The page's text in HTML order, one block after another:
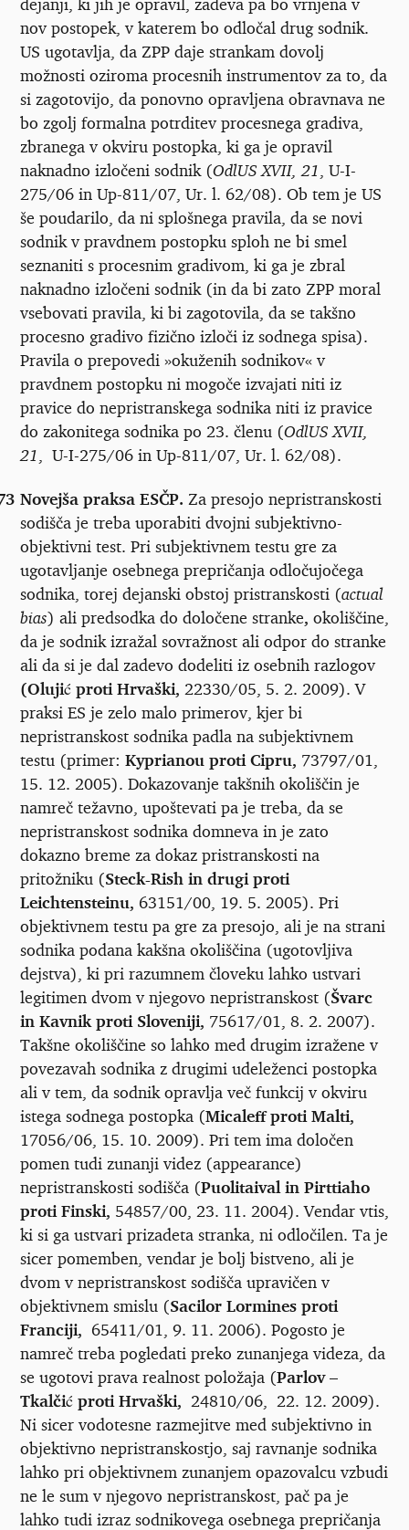
nov postopek, v katerem bo odločal drug sodnik.
US ugotavlja, da ZPP daje strankam dovolj
možnosti oziroma procesnih instrumentov za to, da
si zagotovijo, da ponovno opravljena obravnava ne
bo zgolj formalna potrditev procesnega gradiva,
zbranega v okviru postopka, ki ga je opravil
naknadno izločeni sodnik (OdlUS XVII, 21 , U-I-
275/06 in Up-811/07, Ur. l. 62/08). Ob tem je US
še poudarilo, da ni splošnega pravila, da se novi
sodnik v pravdnem postopku sploh ne bi smel
seznaniti s procesnim gradivom, ki ga je zbral
naknadno izločeni sodnik (in da bi zato ZPP moral
vsebovati pravila, ki bi zagotovila, da se takšno
procesno gradivo fizično izloči iz sodnega spisa).
Pravila o prepovedi »okuženih sodnikov« v
pravdnem postopku ni mogoče izvajati niti iz
pravice do nepristranskega sodnika niti iz pravice
do zakonitega sodnika po 23. členu (OdlUS XVII,
21 , U-I-275/06 in Up-811/07, Ur. l. 62/08).
Novejša praksa ESČP. Za presojo nepristranskosti
sodišča je treba uporabiti dvojni subjektivno-
objektivni test. Pri subjektivnem testu gre za
ugotavljanje osebnega prepričanja odločujočega
sodnika, torej dejanski obstoj pristranskosti (actual
bias) ali predsodka do določene stranke, okoliščine,
da je sodnik izražal sovražnost ali odpor do stranke
ali da si je dal zadevo dodeliti iz osebnih razlogov
(Olujić proti Hrvaški, 22330/05, 5. 2. 2009). V
praksi ES je zelo malo primerov, kjer bi
nepristranskost sodnika padla na subjektivnem
testu (primer: Kyprianou proti Cipru, 73797/01,
15. 12. 2005). Dokazovanje takšnih okoliščin je
namreč težavno, upoštevati pa je treba, da se
nepristranskost sodnika domneva in je zato
dokazno breme za dokaz pristranskosti na
pritožniku (Steck-Rish in drugi proti
Leichtensteinu, 63151/00, 19. 5. 2005). Pri
objektivnem testu pa gre za presojo, ali je na strani
sodnika podana kakšna okoliščina (ugotovljiva
dejstva), ki pri razumnem človeku lahko ustvari
legitimen dvom v njegovo nepristranskost (Švarc
in Kavnik proti Sloveniji, 75617/01, 8. 2. 2007).
Takšne okoliščine so lahko med drugim izražene v
povezavah sodnika z drugimi udeleženci postopka
ali v tem, da sodnik opravlja več funkcij v okviru
istega sodnega postopka (Micaleff proti Malti,
17056/06, 15. 10. 2009). Pri tem ima določen
pomen tudi zunanji videz (appearance)
nepristranskosti sodišča (Puolitaival in Pirttiaho
proti Finski, 54857/00, 23. 11. 2004). Vendar vtis,
ki si ga ustvari prizadeta stranka, ni odločilen. Ta je
sicer pomemben, vendar je bolj bistveno, ali je
dvom v nepristranskost sodišča upravičen v
objektivnem smislu (Sacilor Lormines proti
Franciji, 65411/01, 9. 11. 2006). Pogosto je
namreč treba pogledati preko zunanjega videza, da
se ugotovi prava realnost položaja (Parlov –
Tkalčić proti Hrvaški, 24810/06, 22. 12. 2009).
Ni sicer vodotesne razmejitve med subjektivno in
objektivno nepristranskostjo, saj ravnanje sodnika
lahko pri objektivnem zunanjem opazovalcu vzbudi
ne le sum v njegovo nepristranskost, pač pa je
lahko tudi izraz sodnikovega osebnega prepričanja